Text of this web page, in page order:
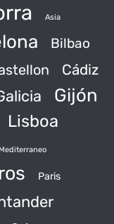
Asia
Bilbao
Cádiz
Gijón
Lisboa
Mediterraneo
Paris